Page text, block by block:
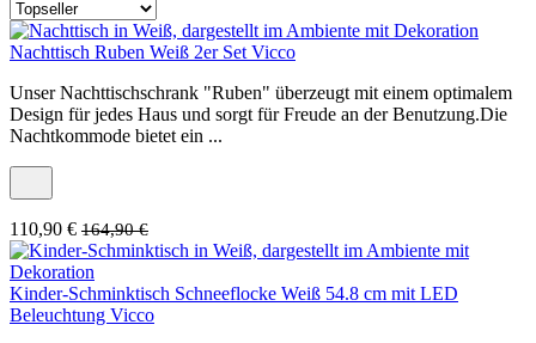
Nachttisch Ruben Weiß 2er Set Vicco
Unser Nachttischschrank "Ruben" überzeugt mit einem optimalem
Design für jedes Haus und sorgt für Freude an der Benutzung.Die
Nachtkommode bietet ein ...
110,90 € 164,90 €
Kinder-Schminktisch Schneeflocke Weiß 54.8 cm mit LED
Beleuchtung Vicco